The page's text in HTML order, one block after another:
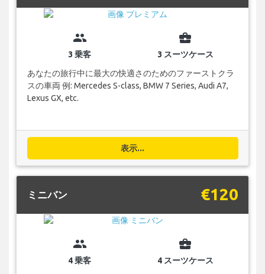
group
3 乗客
business_center
3 スーツケース
あなたの旅行中に最大の快適さのためのファーストクラ
スの車両 例: Mercedes S-class, BMW 7 Series, Audi A7,
Lexus GX, etc.
表示...
ミニバン €120
group
4 乗客
business_center
4 スーツケース